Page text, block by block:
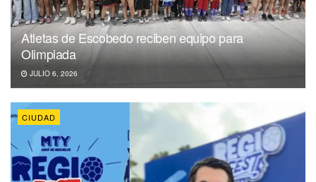
Atletas de Escobedo reciben equipo para
Olimpiada
JULIO 6, 2026
CIUDAD